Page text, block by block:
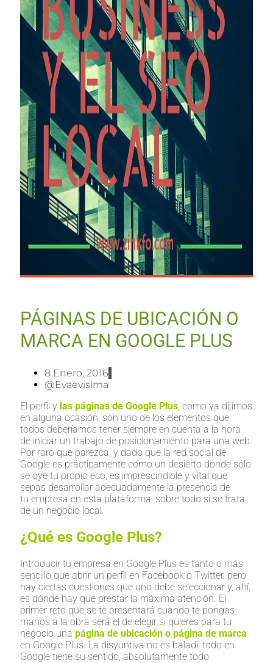
PÁGINAS DE UBICACIÓN O
MARCA EN GOOGLE PLUS
8 Enero, 2016
@evaevisima
El perfil y las páginas de Google Plus, como ya dijimos
en alguna ocasión, son uno de los elementos que
todos deberíamos tener siempre en cuenta a la hora
de iniciar un trabajo de posicionamiento para una web.
Por raro que parezca, y dado que la red social de
Google es prácticamente como un desierto donde sólo
se oye tu propio eco, es imprescindible y vital que
sepas desarrollar adecuadamente la presencia de
tu empresa en esta plataforma, sobre todo si se trata
de un negocio local.
¿Qué es Google Plus?
Introducir tu empresa en Google Plus es tanto o más
sencillo que abrir un perfil en Facebook o Twitter, pero
hay ciertas cuestiones que uno debe seleccionar y, ahí,
es dónde hay que prestar la máxima atención. El
primer reto que se te presentará cuando te pongas
manos a la obra será el de elegir si quieres para tu
negocio una página de ubicación o página de marca
en Google Plus. La disyuntiva no es baladí: todo en
Google tiene su sentido, absolutamente todo.